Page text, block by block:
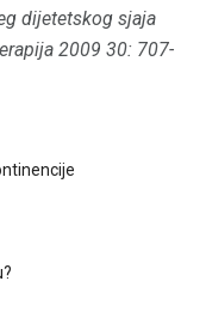
dijetetskog sjaja
2009 30: 707-